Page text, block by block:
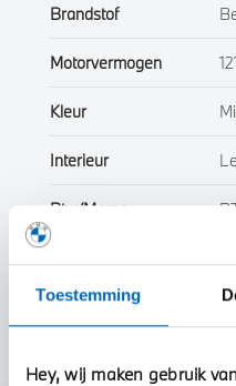
Toestemming
Hey, wij maken gebruik
Brandstof
Motorvermogen
Kleur
Interieur
Btw/Marge
Toon alle